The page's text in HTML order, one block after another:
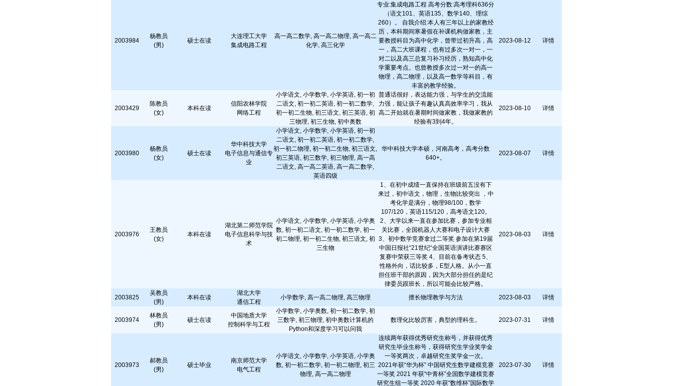
2003984
杨教员
(男)
硕士在读
大连理工大学
集成电路工程
高一高二数学, 高一高二物理, 高一高二
化学, 高三化学
专业:集成电路工程 高考分数:高考理科636分
（语文101、英语135、数学140、理综
260）。 自我介绍:本人有三年以上的家教经
历，本科期间寒暑假在补课机构做家教，主
要教授科目为高中化学，曾带过初升高，高
一，高二大班课程，也有过多次一对一，一
对二以及高三总复习补习经历，熟知高中化
学重要考点。也曾教授多次过一对一的高一
物理，高二物理，以及高一数学等科目，有
丰富的教学经验。
2023-08-12 详情
2003429
陈教员
(女)
本科在读
信阳农林学院
网络工程
小学语文, 小学数学, 小学英语, 初一初
二语文, 初一初二英语, 初一初二数学,
初一初二生物, 初三语文, 初三英语, 初
三物理, 初三生物, 初中奥数
普通话很好，表达能力强，与学生的交流能
力强，能让孩子有趣认真高效率学习，我从
高二开始就在暑期时间做家教，我做家教的
经验有3到4年。
2023-08-10 详情
2003980
杨教员
(女)
硕士在读
华中科技大学
电子信息与通信专
业
小学语文, 小学数学, 小学英语, 初一初
二语文, 初一初二英语, 初一初二数学,
初一初二物理, 初一初二生物, 初三语文,
初三英语, 初三数学, 初三物理, 高一高
二语文, 高一高二英语, 高一高二数学,
英语四级
华中科技大学本硕，河南高考，高考分数
640+。
2023-08-07 详情
2003976
王教员
(女)
本科在读
湖北第二师范学院
电子信息科学与技
术
小学语文, 小学数学, 小学英语, 小学奥
数, 初一初二语文, 初一初二数学, 初一
初二物理, 初一初二生物, 初三语文, 初
三生物
1、在初中成绩一直保持在班级前五没有下
来过，初中语文，物理，生物比较突出 ，中
考化学是满分，物理98/100，数学
107/120，英语115/120，高考语文120。
2、大学以来一直在参加比赛，参加专业相
关比赛，全国机器人大赛和电子设计大赛
3、初中数学竞赛拿过二等奖 参加在第19届
中国日报社“21世纪“全国英语演讲比赛赛区
复赛中荣获三等奖 4、目前在备考状态 5、
性格外向，话比较多，E型人格。从小一直
担任班干部的原因，因为大部分担任的是纪
律委员跟班长，所以可能会比较严格。
2023-08-03 详情
2003825
吴教员
(男)
本科在读
湖北大学
通信工程
小学数学, 高一高二物理, 高三物理 擅长物理教学与方法 2023-08-03 详情
2003974
林教员
(男)
硕士在读
中国地质大学
控制科学与工程
小学数学, 小学奥数, 初一初二数学, 初
三数学, 初三物理, 初中奥数计算机的
Python和深度学习可以问我
数理化比较厉害，典型的理科生。 2023-07-31 详情
2003973
郝教员
(男)
硕士毕业
南京师范大学
电气工程
小学语文, 小学数学, 小学英语, 小学奥
数, 初一初二数学, 初一初二物理, 初三
物理, 高一高二物理
连续两年获得优秀研究生称号，并获得优秀
研究生毕业生称号，获得研究生学业奖学金
一等奖两次，卓越研究生奖学金一次。
2021年获“华为杯” 中国研究生数学建模竞赛
一等奖 2021 年获“中青杯”全国数学建模竞赛
研究生组一等奖 2020 年获“数维杯”国际数学
2023-07-30 详情